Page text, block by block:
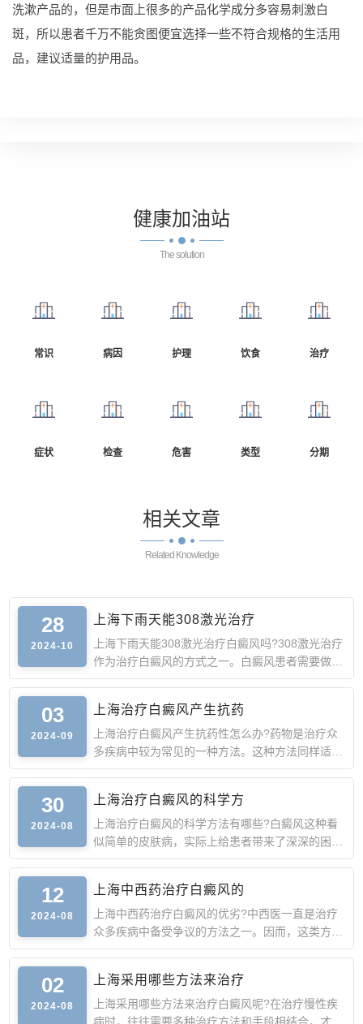
洗漱产品的，但是市面上很多的产品化学成分多容易刺激白
斑，所以患者千万不能贪图便宜选择一些不符合规格的生活用
品，建议适量的护用品。
健康加油站
The solution
常识 病因 护理 饮食 治疗
症状 检查 危害 类型 分期
相关文章
Related Knowledge
28
2024-10
上海下雨天能308激光治疗
上海下雨天能308激光治疗白癜风吗?308激光治疗
作为治疗白癜风的方式之一。白癜风患者需要做好
防晒工作，以免猛烈
03
2024-09
上海治疗白癜风产生抗药
上海治疗白癜风产生抗药性怎么办?药物是治疗众
多疾病中较为常见的一种方法。这种方法同样适用
于白癜风。然而，
30
2024-08
上海治疗白癜风的科学方
上海治疗白癜风的科学方法有哪些?白癜风这种看
似简单的皮肤病，实际上给患者带来了深深的困扰
和心理压力。白斑
12
2024-08
上海中西药治疗白癜风的
上海中西药治疗白癜风的优劣?中西医一直是治疗
众多疾病中备受争议的方法之一。因而，这类方法
应用在白癜风皮肤
02
2024-08
上海采用哪些方法来治疗
上海采用哪些方法来治疗白癜风呢?在治疗慢性疾
病时，往往需要多种治疗方法和手段相结合，才能